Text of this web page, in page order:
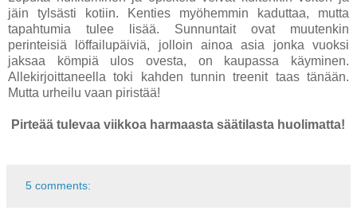
jäin tylsästi kotiin. Kenties myöhemmin kaduttaa, mutta
tapahtumia tulee lisää. Sunnuntait ovat muutenkin
perinteisiä löffailupäiviä, jolloin ainoa asia jonka vuoksi
jaksaa kömpiä ulos ovesta, on kaupassa käyminen.
Allekirjoittaneella toki kahden tunnin treenit taas tänään.
Mutta urheilu vaan piristää!
Pirteää tulevaa viikkoa harmaasta säätilasta huolimatta!
5 comments: